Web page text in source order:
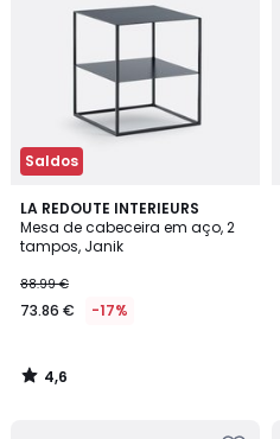
Saldos
LA REDOUTE INTERIEURS
Mesa de cabeceira em aço, 2
tampos, Janik
88.99 €
73.86 € -17%
4,6
/ 5
4,6
/